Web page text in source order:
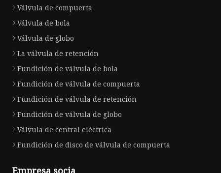
Válvula de compuerta
Válvula de bola
Válvula de globo
La válvula de retención
Fundición de válvula de bola
Fundición de válvula de compuerta
Fundición de válvula de retención
Fundición de válvula de globo
Válvula de central eléctrica
Fundición de disco de válvula de compuerta